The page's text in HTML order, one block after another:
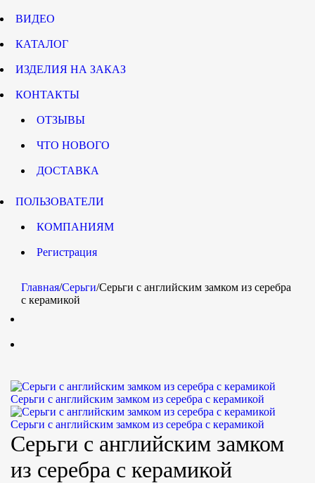
ВИДЕО
КАТАЛОГ
ИЗДЕЛИЯ НА ЗАКАЗ
КОНТАКТЫ
ОТЗЫВЫ
ЧТО НОВОГО
ДОСТАВКА
ПОЛЬЗОВАТЕЛИ
КОМПАНИЯМ
Регистрация
Главная/Серьги/Серьги с английским замком из серебра
с керамикой
Серьги с английским замком из серебра с керамикой
Серьги с английским замком из серебра с керамикой
Серьги с английским замком
из серебра с керамикой